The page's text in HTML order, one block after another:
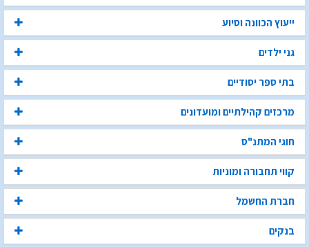
ייעוץ הכוונה וסיוע
גני ילדים
בתי ספר יסודיים
מרכזים קהילתיים ומועדונים
חוגי המתנ"ס
קווי תחבורה ומוניות
חברת החשמל
בנקים